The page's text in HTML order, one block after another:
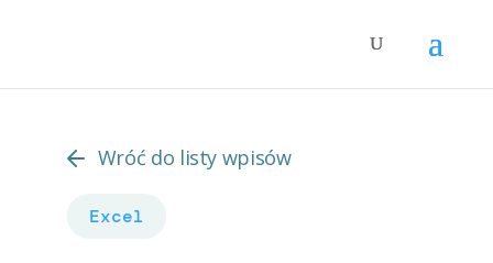
Wróć do listy wpisów
Excel